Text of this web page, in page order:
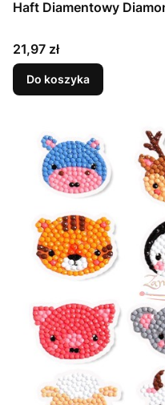
Haft Diamentowy
Cena
21,97 zł
Do koszyka